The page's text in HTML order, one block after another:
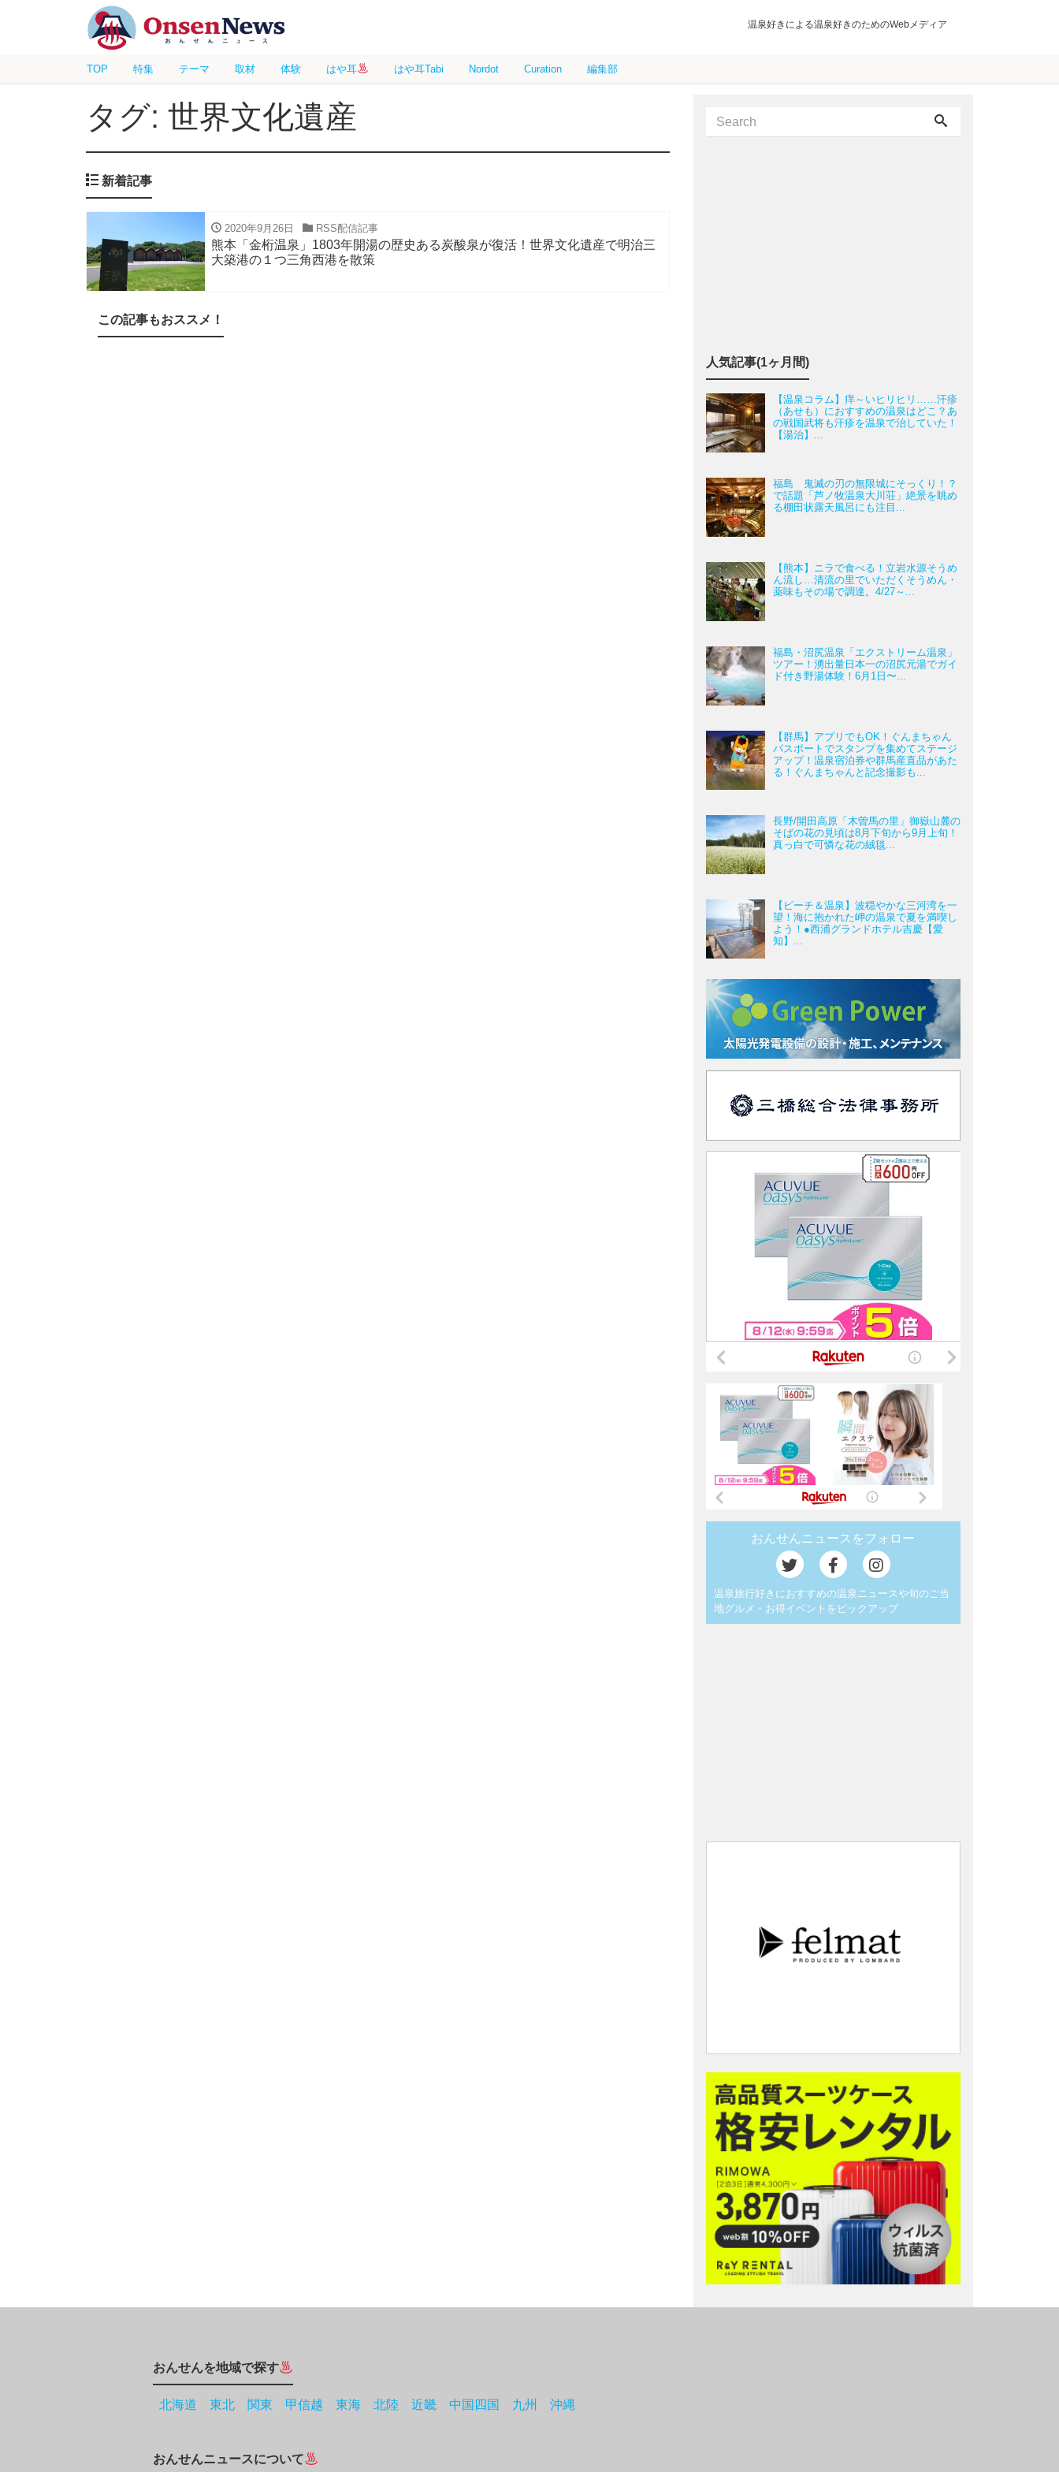
温泉好きによる温泉好きのためのWebメディア
TOP 特集 テーマ 取材 体験 はや耳 はや耳Tabi Nordot Curation 編集部
タグ: 世界文化遺産
新着記事
2020年9月26日 RSS配信記事
熊本「金桁温泉」1803年開湯の歴史ある炭酸泉が復活！世界文化遺産で明治三
大築港の１つ三角西港を散策
この記事もおススメ！
人気記事(1ヶ月間)
【温泉コラム】痒～いヒリヒリ……汗疹
（あせも）におすすめの温泉はどこ？あ
の戦国武将も汗疹を温泉で治していた！
【湯治】...
福島 鬼滅の刃の無限城にそっくり！？
で話題「芦ノ牧温泉大川荘」絶景を眺め
る棚田状露天風呂にも注目...
【熊本】ニラで食べる！立岩水源そうめ
ん流し…清流の里でいただくそうめん・
薬味もその場で調達。4/27～...
福島・沼尻温泉「エクストリーム温泉」
ツアー！湧出量日本一の沼尻元湯でガイ
ド付き野湯体験！6月1日〜...
【群馬】アプリでもOK！ぐんまちゃん
パスポートでスタンプを集めてステージ
アップ！温泉宿泊券や群馬産直品があた
る！ぐんまちゃんと記念撮影も...
長野/開田高原「木曽馬の里」御嶽山麓の
そばの花の見頃は8月下旬から9月上旬！
真っ白で可憐な花の絨毯...
【ビーチ＆温泉】波穏やかな三河湾を一
望！海に抱かれた岬の温泉で夏を満喫し
よう！●西浦グランドホテル吉慶【愛
知】...
おんせんニュースをフォロー
温泉旅行好きにおすすめの温泉ニュースや旬のご当
地グルメ・お得イベントをピックアップ
おんせんを地域で探す
北海道 東北 関東 甲信越 東海 北陸 近畿 中国四国 九州 沖縄
おんせんニュースについて